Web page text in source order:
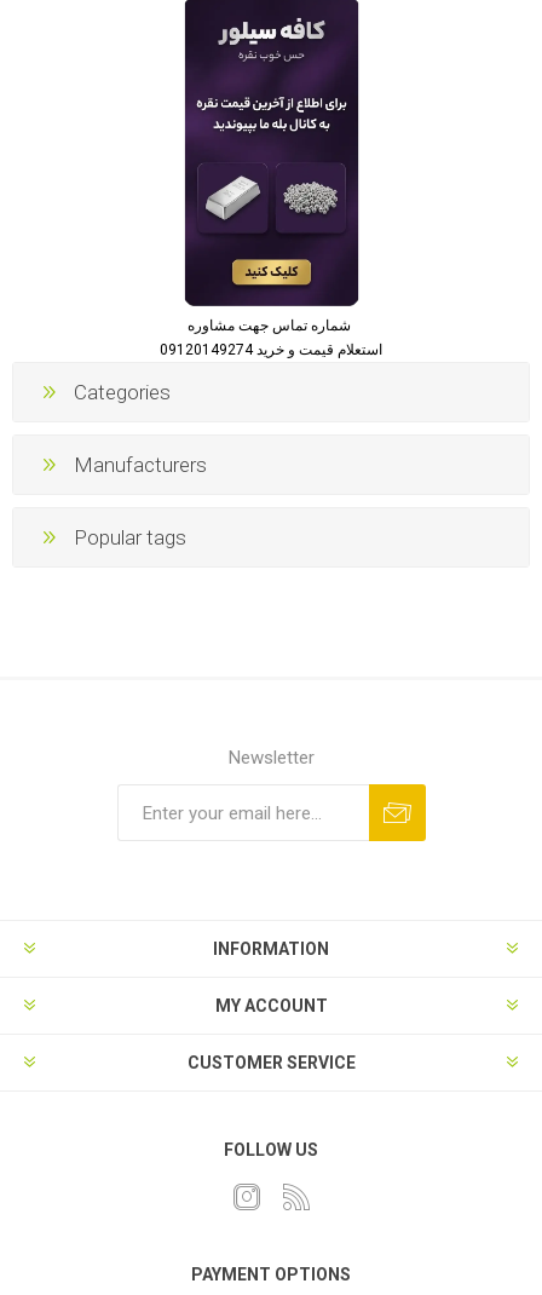
استعلام قیمت و خرید 09120149274
Categories
Manufacturers
Popular tags
Newsletter
INFORMATION
MY ACCOUNT
CUSTOMER SERVICE
FOLLOW US
PAYMENT OPTIONS